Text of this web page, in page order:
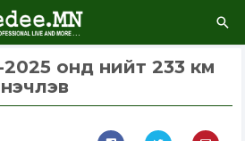
онд нийт 233 км